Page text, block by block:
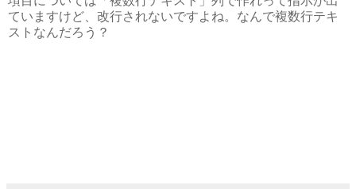
ていますけど、改行されないですよね。なんで複数行テキ
ストなんだろう？